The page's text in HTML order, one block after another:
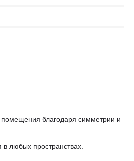
благодаря симметрии и
любых пространствах.